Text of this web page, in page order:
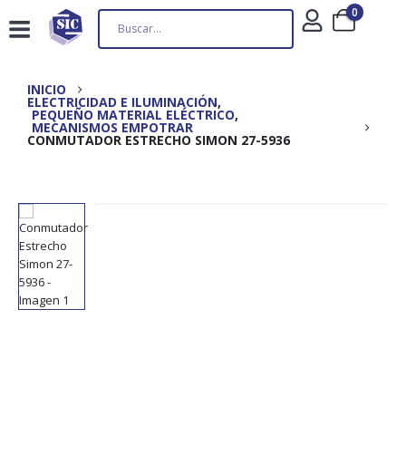
0
INICIO
ELECTRICIDAD E ILUMINACIÓN,
PEQUEÑO MATERIAL ELÉCTRICO,
MECANISMOS EMPOTRAR
CONMUTADOR ESTRECHO SIMON 27-5936